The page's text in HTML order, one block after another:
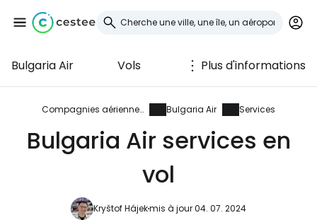
Bulgaria Air Vols Plus d'informations
Compagnies aériennes Bulgaria Air Services
Bulgaria Air services en
vol
Kryštof Hájekmis à jour 04. 07. 2024
Se connecter à
Cestee
... la communauté mondiale des voyageurs